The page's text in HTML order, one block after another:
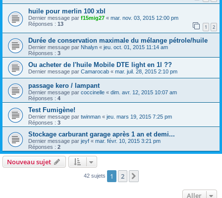
huile pour merlin 100 xbl
Dernier message par f15mig27 « mar. nov. 03, 2015 12:00 pm
Réponses : 13 1 2
Durée de conservation maximale du mélange pétrole/huile
Dernier message par Nhalyn « jeu. oct. 01, 2015 11:14 am
Réponses : 3
Ou acheter de l'huile Mobile DTE light en 1l ??
Dernier message par Camarocab « mar. juil. 28, 2015 2:10 pm
passage kero / lampant
Dernier message par coccinelle « dim. avr. 12, 2015 10:07 am
Réponses : 4
Test Fumigène!
Dernier message par twinman « jeu. mars 19, 2015 7:25 pm
Réponses : 3
Stockage carburant garage après 1 an et demi...
Dernier message par jeyf « mar. févr. 10, 2015 3:21 pm
Réponses : 2
Nouveau sujet
42 sujets 1 2
Aller